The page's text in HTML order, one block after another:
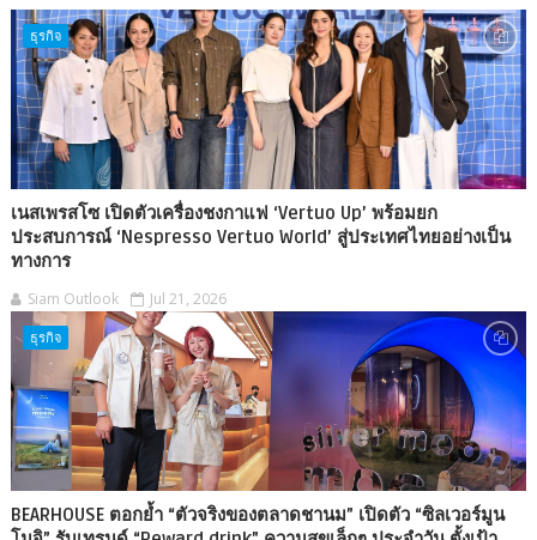
ธุรกิจ
เนสเพรสโซ เปิดตัวเครื่องชงกาแฟ ‘Vertuo Up’ พร้อมยก
ประสบการณ์ ‘Nespresso Vertuo World’ สู่ประเทศไทยอย่างเป็น
ทางการ
Siam Outlook Jul 21, 2026
ธุรกิจ
BEARHOUSE ตอกย้ำ “ตัวจริงของตลาดชานม” เปิดตัว “ซิลเวอร์มูน